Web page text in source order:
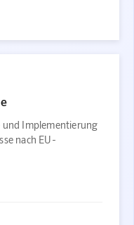
und Implementierung
nach EU-